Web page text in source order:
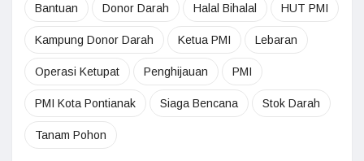
Bantuan Donor Darah Halal Bihalal HUT PMI
Kampung Donor Darah Ketua PMI Lebaran
Operasi Ketupat Penghijauan PMI
PMI Kota Pontianak Siaga Bencana Stok Darah
Tanam Pohon